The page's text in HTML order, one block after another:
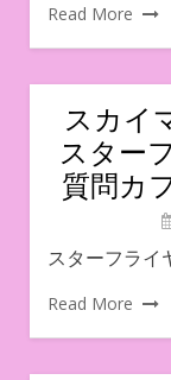
Read More
スカイ
スター
質問カ
スターフライ
Read More